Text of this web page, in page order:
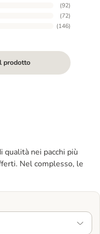
(92)
(72)
(146)
prodotto
nei pacchi più
Nel complesso, le